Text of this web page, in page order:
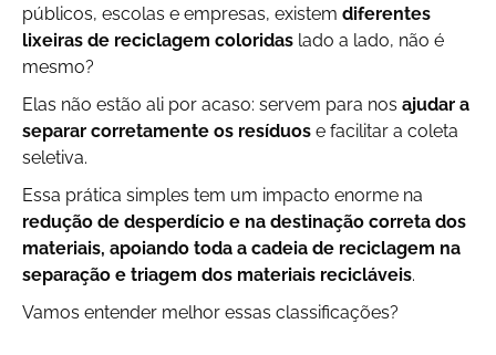
públicos, escolas e empresas, existem diferentes
lixeiras de reciclagem coloridas lado a lado, não é
mesmo?
Elas não estão ali por acaso: servem para nos ajudar a
separar corretamente os resíduos e facilitar a coleta
seletiva.
Essa prática simples tem um impacto enorme na
redução de desperdício e na destinação correta dos
materiais, apoiando toda a cadeia de reciclagem na
separação e triagem dos materiais recicláveis.
Vamos entender melhor essas classificações?